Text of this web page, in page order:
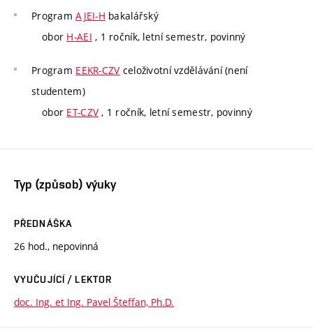
ProgramAJEI-H bakalářský
obor H-AEI , 1 ročník, letní semestr, povinný
Program EEKR-CZV celoživotní vzdělávání (není
studentem)
obor ET-CZV , 1 ročník, letní semestr, povinný
Typ (způsob) výuky
PŘEDNÁŠKA
26 hod., nepovinná
VYUČUJÍCÍ / LEKTOR
doc. Ing. et Ing. Pavel Šteffan, Ph.D.